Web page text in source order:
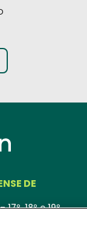
DE
18º e 19º